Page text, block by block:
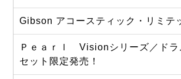
Gibson アコースティック・リミテ
Ｐｅａｒｌ Visionシリーズ／ドラ
セット限定発売！